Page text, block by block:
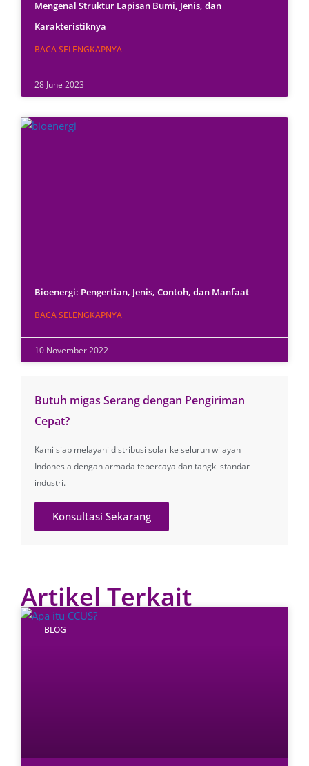
Mengenal Struktur Lapisan Bumi, Jenis, dan
Karakteristiknya
BACA SELENGKAPNYA
28 June 2023
Bioenergi: Pengertian, Jenis, Contoh, dan Manfaat
BACA SELENGKAPNYA
10 November 2022
Butuh migas Serang dengan Pengiriman
Cepat?
Kami siap melayani distribusi solar ke seluruh wilayah
Indonesia dengan armada tepercaya dan tangki standar
industri.
Konsultasi Sekarang
Artikel Terkait
BLOG